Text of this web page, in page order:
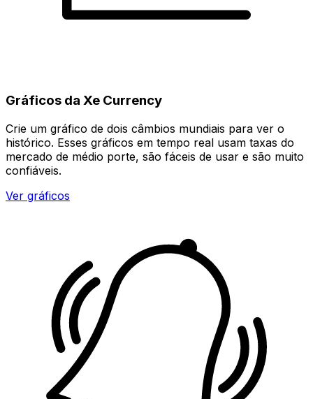
Gráficos da Xe Currency
Crie um gráfico de dois câmbios mundiais para ver o
histórico. Esses gráficos em tempo real usam taxas do
mercado de médio porte, são fáceis de usar e são muito
confiáveis.
Ver gráficos